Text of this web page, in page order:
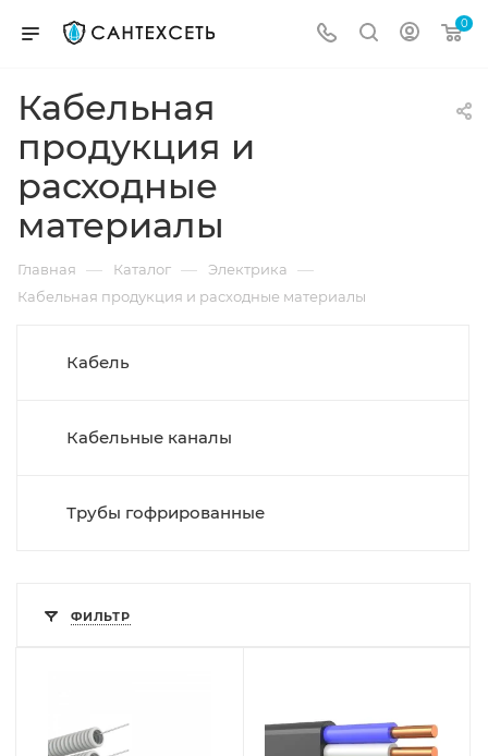
0
Кабельная
продукция и
расходные
материалы
Главная — Каталог — Электрика —
Кабельная продукция и расходные материалы
Кабель
Кабельные каналы
Трубы гофрированные
ФИЛЬТР